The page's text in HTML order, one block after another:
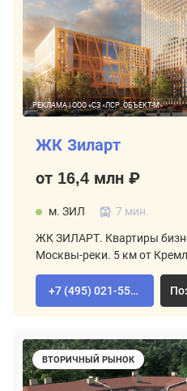
РЕКЛАМА | ООО «СЗ «ЛСР. ОБЪЕКТ-М»
ЖК Зиларт
от 16,4 млн ₽
м. ЗИЛ 7 мин.
ЖК ЗИЛАРТ. Квартиры
Москвы-реки. 5 км от
+7 (495) 021-55-92
ВТОРИЧНЫЙ РЫНОК